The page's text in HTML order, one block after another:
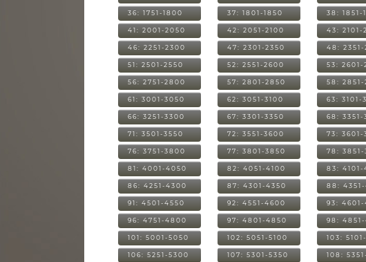
36: 1751-1800 37: 1801-1850 38: 1851-
41: 2001-2050 42: 2051-2100 43: 2101-
46: 2251-2300 47: 2301-2350 48: 2351-
51: 2501-2550 52: 2551-2600 53: 2601-
56: 2751-2800 57: 2801-2850 58: 2851-
61: 3001-3050 62: 3051-3100 63: 3101-
66: 3251-3300 67: 3301-3350 68: 3351-
71: 3501-3550 72: 3551-3600 73: 3601-
76: 3751-3800 77: 3801-3850 78: 3851-
81: 4001-4050 82: 4051-4100 83: 4101-
86: 4251-4300 87: 4301-4350 88:
91: 4501-4550 92: 4551-4600 93: 4601-
96: 4751-4800 97: 4801-4850 98:
101: 5001-5050 102: 5051-5100 103:
106: 5251-5300 107: 5301-5350 108: